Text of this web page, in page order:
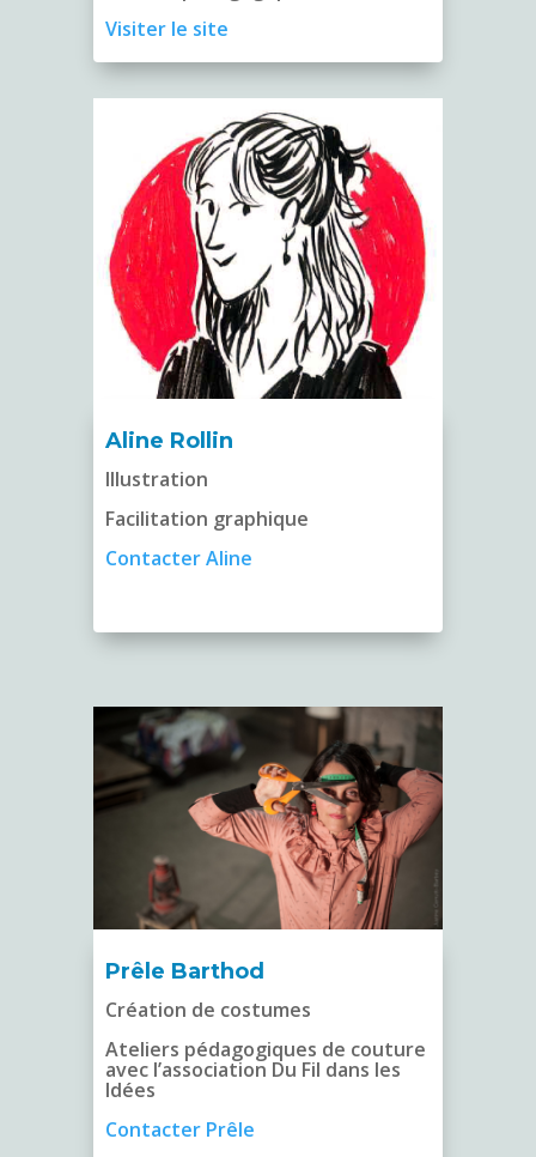
Visiter le site
Aline Rollin
Illustration
Facilitation graphique
Contacter Aline
Prêle Barthod
Création de costumes
Ateliers pédagogiques de couture
avec l’association Du Fil dans les
Idées
Contacter Prêle